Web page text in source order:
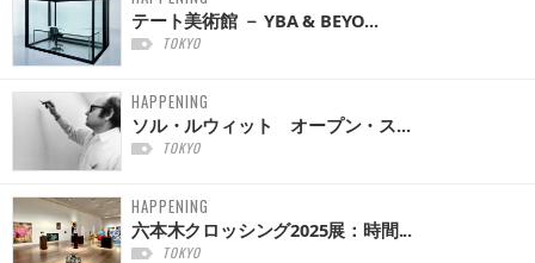
テート美術館 － YBA & BEYO...
TOKYO
HAPPENING
ソル・ルウィット オープン・ス...
TOKYO
HAPPENING
六本木クロッシング2025展：時間...
TOKYO